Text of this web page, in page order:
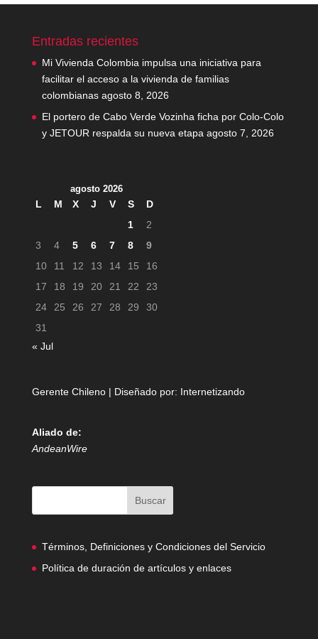
Entradas recientes
Mi Vivienda Colombia impulsa una iniciativa para
facilitar el acceso a la vivienda de familias
colombianas agosto 8, 2026
El portero de Cabo Verde Vozinha ficha por Colo-Colo
y JETOUR respalda su nueva etapa agosto 7, 2026
agosto 2026
L M X J V S
D
1
2
3
4 5 6 7 8
9
10
11 12 13 14 15
16
17
18 19 20 21 22
23
24
25 26 27 28 29
30
31
« Jul
Gerente Chileno | Diseñado por: Internetizando
Aliado de:
AndeanWire
Términos, Definiciones y Condiciones del Servicio
Política de duración de artículos y enlaces